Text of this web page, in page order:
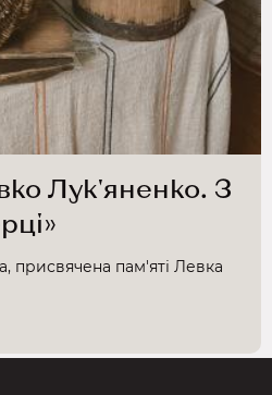
Лук'яненко. З
присвячена пам'яті Левка